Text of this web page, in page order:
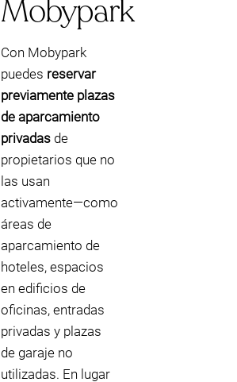
Mobypark
Con Mobypark
puedes reservar
previamente plazas
de aparcamiento
privadas de
propietarios que no
las usan
activamente—como
áreas de
aparcamiento de
hoteles, espacios
en edificios de
oficinas, entradas
privadas y plazas
de garaje no
utilizadas. En lugar